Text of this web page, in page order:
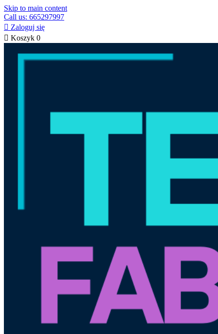
Skip to main content
Call us: 665297997
 Zaloguj się
 Koszyk 0